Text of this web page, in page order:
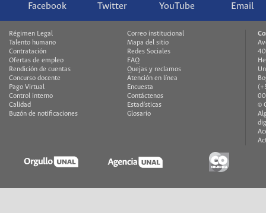
Facebook Twitter YouTube Email
Régimen Legal
Talento humano
Contratación
Ofertas de empleo
Rendición de cuentas
Concurso docente
Pago Virtual
Control interno
Calidad
Buzón de notificaciones
Correo institucional
Mapa del sitio
Redes Sociales
FAQ
Quejas y reclamos
Atención en línea
Encuesta
Contáctenos
Estadísticas
Glosario
©